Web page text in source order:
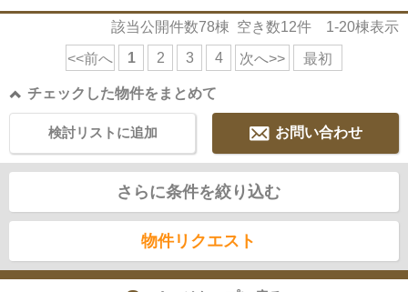
該当公開件数78棟 空き数12件 1-20棟表示
<<前へ 1 2 3 4 次へ>> 最初
チェックした物件をまとめて
お問い合わせ
検討リストに追加
さらに条件を絞り込む
物件リクエスト